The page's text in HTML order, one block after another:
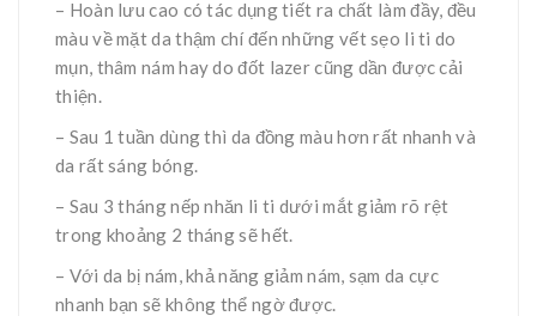
– Hoàn lưu cao có tác dụng tiết ra chất làm đầy, đều
màu về mặt da thậm chí đến những vết sẹo li ti do
mụn, thâm nám hay do đốt lazer cũng dần được cải
thiện.
– Sau 1 tuần dùng thì da đồng màu hơn rất nhanh và
da rất sáng bóng.
– Sau 3 tháng nếp nhăn li ti dưới mắt giảm rõ rệt
trong khoảng 2 tháng sẽ hết.
– Với da bị nám, khả năng giảm nám, sạm da cực
nhanh bạn sẽ không thể ngờ được.